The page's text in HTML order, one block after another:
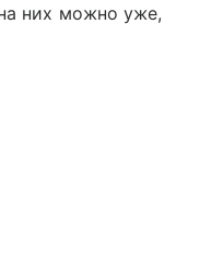
них можно уже,